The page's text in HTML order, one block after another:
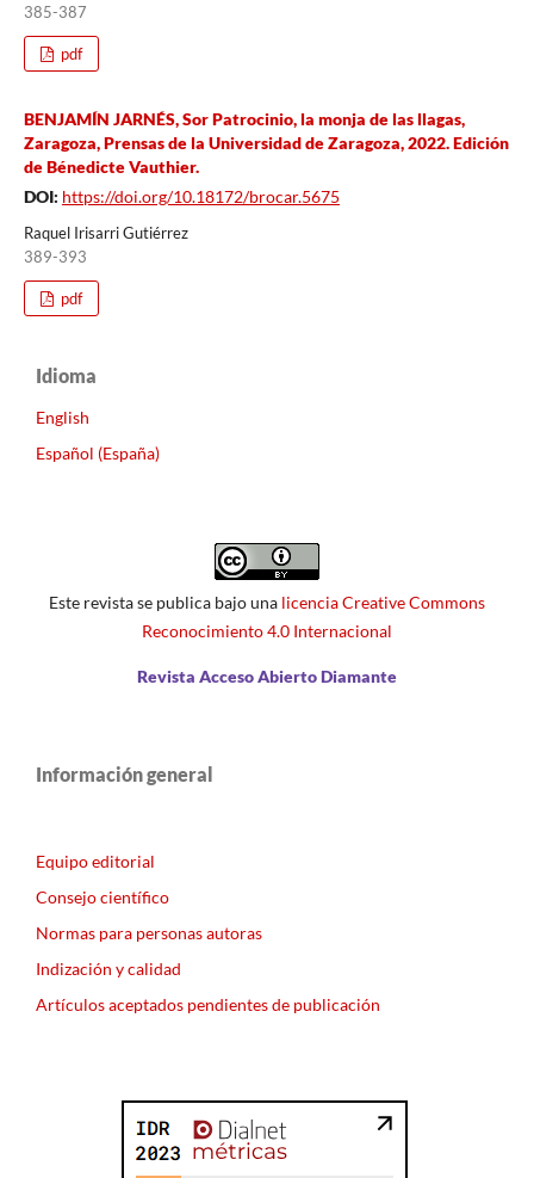
385-387
pdf
BENJAMÍN JARNÉS, Sor Patrocinio, la monja de las llagas,
Zaragoza, Prensas de la Universidad de Zaragoza, 2022. Edición
de Bénedicte Vauthier.
DOI: https://doi.org/10.18172/brocar.5675
Raquel Irisarri Gutiérrez
389-393
pdf
Idioma
English
Español (España)
Este revista se publica bajo una licencia Creative Commons
Reconocimiento 4.0 Internacional
Revista Acceso Abierto Diamante
Información general
Equipo editorial
Consejo científico
Normas para personas autoras
Indización y calidad
Artículos aceptados pendientes de publicación